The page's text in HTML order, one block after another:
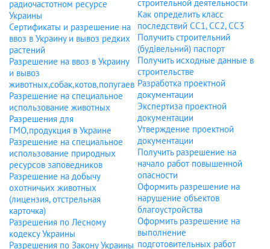
радиочастотном ресурсе
Украины
Сертификаты и разрешение на
ввоз в Украину и вывоз редких
растений
Разрешение на ввоз в Украину
и вывоз
животных,собак,котов,попугаев
Разрешение на специальное
использование животных
Разрешения для
ГМО,продукция в Украине
Разрешение на специальное
использование природных
ресурсов заповедников
Разрешение на добычу
охотничьих животных
(лицензия, отстрельная
карточка)
Разрешения по Лесному
кодексу Украины
Разрешения по Закону Украины
строительной деятельности
Как определить класс
последствий СС1, СС2, СС3
Получить строительний
(будівельний) паспорт
Получить исходные данные в
строительстве
Разработка проектной
документации
Экспертиза проектной
документации
Утверждение проектной
документации
Получить разрешение на
начало работ повышенной
опасности
Оформить разрешение на
нарушение объектов
благоустройства
Оформить разрешение на
выполнение
подготовительных работ
Кадровый
аутсорсинг
Лицензии
и
разрешения